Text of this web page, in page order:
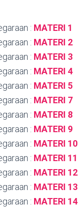
: MATERI 1
: MATERI 2
: MATERI 3
: MATERI 4
: MATERI 5
: MATERI 7
: MATERI 8
: MATERI 9
: MATERI 10
: MATERI 11
: MATERI 12
: MATERI 13
: MATERI 14